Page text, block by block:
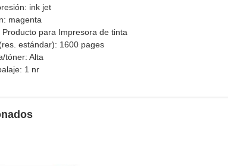
ink jet
magenta
para Impresora de tinta
estándar): 1600 pages
tóner: Alta
1 nr